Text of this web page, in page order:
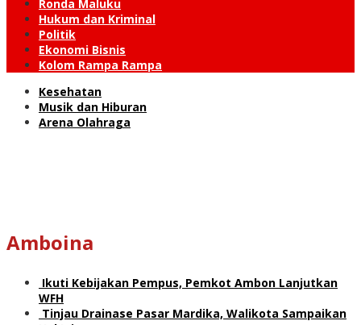
Ronda Maluku
Hukum dan Kriminal
Politik
Ekonomi Bisnis
Kolom Rampa Rampa
Kesehatan
Musik dan Hiburan
Arena Olahraga
Amboina
Ikuti Kebijakan Pempus, Pemkot Ambon Lanjutkan
WFH
Tinjau Drainase Pasar Mardika, Walikota Sampaikan